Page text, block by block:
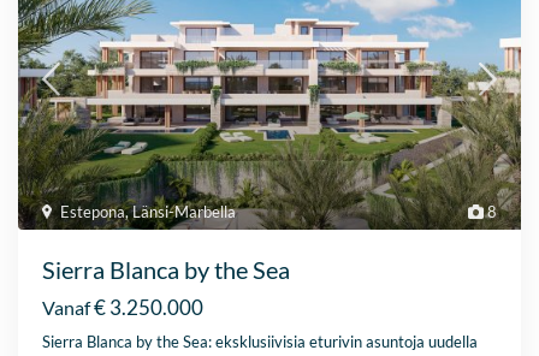
8
Estepona,Länsi-Marbella
Sierra Blanca by the Sea
Vanaf€ 3.250.000
Sierra Blanca by the Sea: eksklusiivisia eturivin asuntoja uudella